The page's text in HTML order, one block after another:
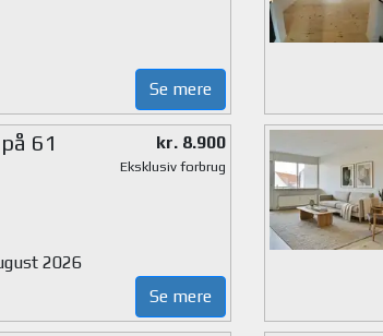
Se mere
61
kr. 8.900
Eksklusiv forbrug
2026
Se mere